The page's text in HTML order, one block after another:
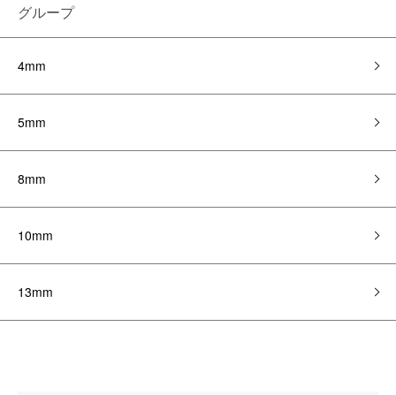
グループ
4mm
5mm
8mm
10mm
13mm